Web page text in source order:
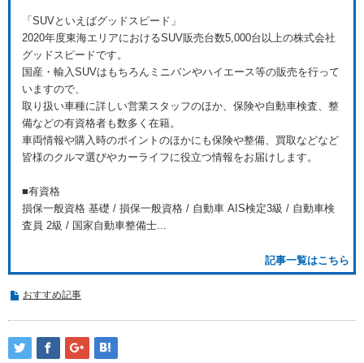
「SUVといえばグッドスピード」
2020年度東海エリアにおけるSUV販売台数5,000台以上の株式会社
グッドスピードです。
国産・輸入SUVはもちろんミニバンやハイエース等の販売を行って
いますので、
取り扱い車種に詳しい営業スタッフのほか、保険や自動車検査、整
備などの有資格者も数多く在籍。
車両情報や購入時のポイントのほかにも保険や整備、買取などなど
皆様のクルマ選びやカーライフに役立つ情報をお届けします。
■有資格
損保一般資格 基礎 / 損保一般資格 / 自動車 AIS検定3級 / 自動車検
査員 2級 / 国家自動車整備士...
記事一覧はこちら
おすすめ記事